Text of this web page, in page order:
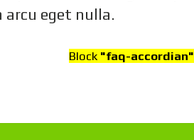
arcu eget nulla.
Block "faq-accordian"